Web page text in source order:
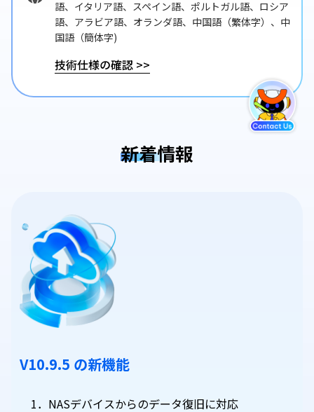
語、イタリア語、スペイン語、ポルトガル語、ロシア
語、アラビア語、オランダ語、中国語（繁体字）、中
国語（簡体字)
技術仕様の確認 >>
新着情報
V10.9.5 の新機能
1．NASデバイスからのデータ復旧に対応